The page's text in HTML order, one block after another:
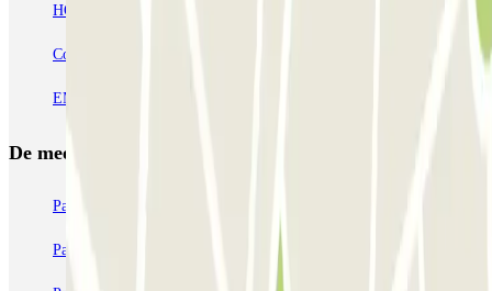
HOMELY Azcona
Coslada (Avenida de América)
EMT Marqués de Salamanca
De meest geboekte
Parkeren in Parijs
Parkeren in Station Venetië Mestre Parkeren in Rome